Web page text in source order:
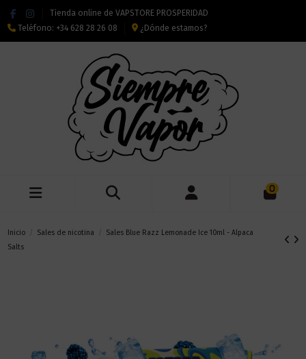
Tienda online de VAPSTORE PROSPERIDAD
Teléfono: +34 628 28 26 08 ¿Dónde estamos?
0
Inicio Sales de nicotina
Sales Blue Razz Lemonade Ice 10ml - Alpaca
Salts